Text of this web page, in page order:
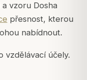
vzoru Dosha
přesnost, kterou
nabídnout.
vzdělávací účely.